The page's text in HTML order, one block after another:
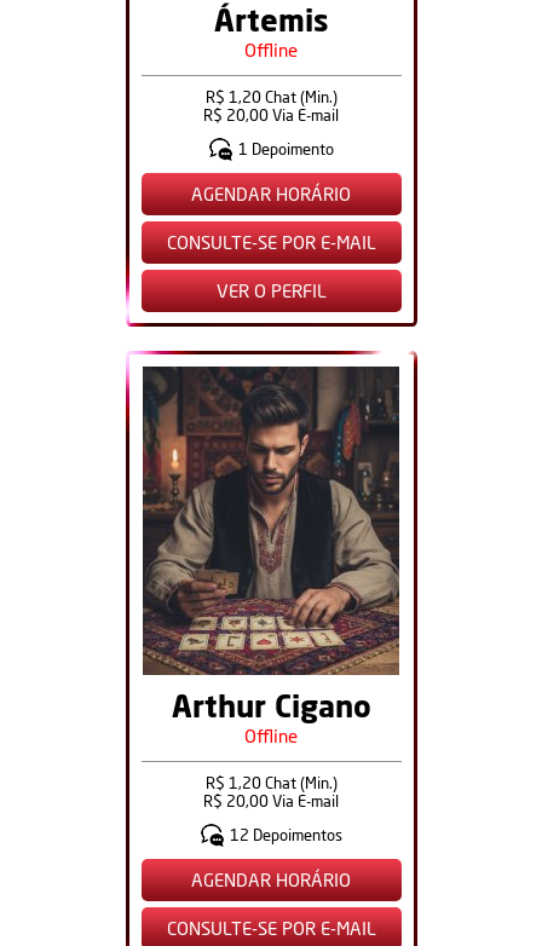
Ártemis
Offline
R$ 1,20 Chat (Min.)
R$ 20,00 Via E-mail
1 Depoimento
AGENDAR HORÁRIO
CONSULTE-SE POR E-MAIL
VER O PERFIL
Arthur Cigano
Offline
R$ 1,20 Chat (Min.)
R$ 20,00 Via E-mail
12 Depoimentos
AGENDAR HORÁRIO
CONSULTE-SE POR E-MAIL